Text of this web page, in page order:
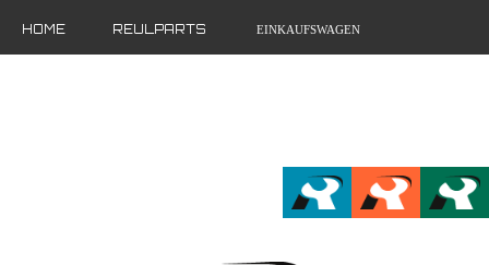
HOME REULPARTS EINKAUFSWAGEN